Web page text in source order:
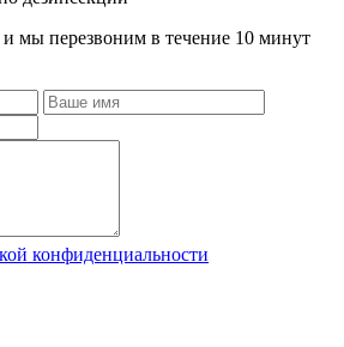
мы перезвоним в течение 10 минут
конфиденциальности